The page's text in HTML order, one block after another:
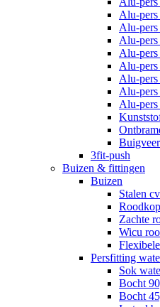
Alu-pers
Alu-
Alu-
Alu-pers
Alu-
Alu-
Alu-pers
Alu-
Buigveer
3fit-push
Buizen & fittingen
Buizen
Stalen
Zachte
Wicu
Persfitting
Sok
Bocht
Bocht